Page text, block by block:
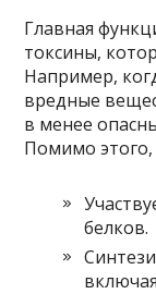
Главная
токсины,
Например,
вредные
в менее
Помимо этого,
белков.